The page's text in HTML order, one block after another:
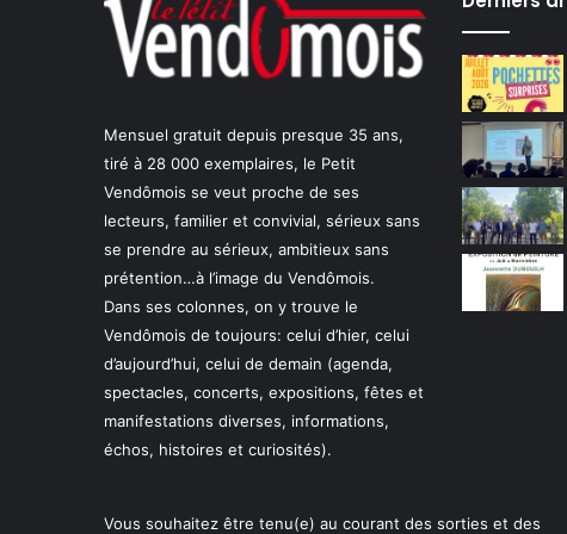
Mensuel gratuit depuis presque 35 ans,
tiré à 28 000 exemplaires, le Petit
Vendômois se veut proche de ses
lecteurs, familier et convivial, sérieux sans
se prendre au sérieux, ambitieux sans
prétention…à l’image du Vendômois.
Dans ses colonnes, on y trouve le
Vendômois de toujours: celui d’hier, celui
d’aujourd’hui, celui de demain (agenda,
spectacles, concerts, expositions, fêtes et
manifestations diverses, informations,
échos, histoires et curiosités).
Vous souhaitez être tenu(e) au courant des sorties et des